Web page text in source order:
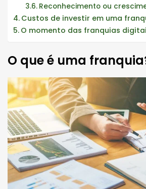
Reconhecimento ou
Custos de investir em uma
O momento das franquias
O que é uma